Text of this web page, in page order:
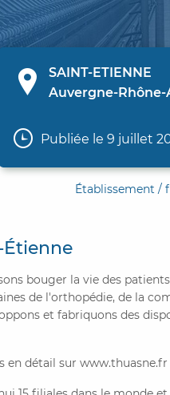
SAINT-ETIENNE
Auvergne-Rhône-
Publiée le 9 juillet
Établissement /
Étienne
bouger la vie des
de l'orthopédie, de la
et fabriquons des
en détail sur www.thuasne.fr